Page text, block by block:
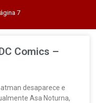
7
Comics –
desaparece e
Asa Noturna,